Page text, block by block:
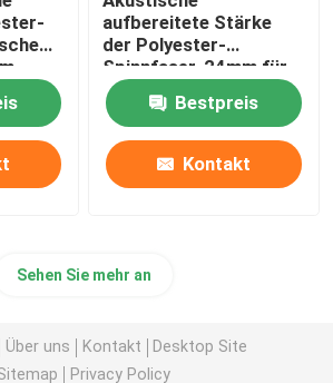
aufbereitete Stärke
der Polyester-
Spinnfaser-24mm für
Büro
Bestpreis
Kontakt
Sehen Sie mehr an
Über uns Kontakt
Desktop Site
Privacy Policy